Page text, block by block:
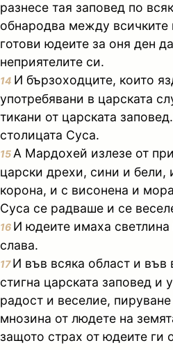
разнесе тая заповед по
обнародва между всичките
готови юдеите за оня ден
неприятелите си.
14 И бързоходците, които
употребявани в царската
тикани от царската
столицата Суса.
15 А Мардохей излезе от
царски дрехи, сини и бели,
корона, и с висонена и
Суса се радваше и се
16 И юдеите имаха
слава.
17И във всяка област и във
стигна царската заповед и
радост и веселие,
мнозина от людете на
защото страх от юдеите ги